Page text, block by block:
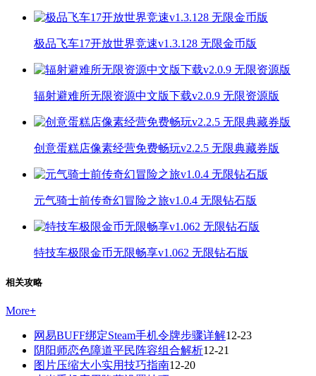
极品飞车17开放世界竞速v1.3.128 无限金币版
辐射避难所无限资源中文版下载v2.0.9 无限资源版
创意蛋糕店像素经营免费畅玩v2.2.5 无限典藏券版
元气骑士前传奇幻冒险之旅v1.0.4 无限钻石版
特技车极限金币无限畅享v1.062 无限钻石版
相关攻略
More+
网易BUFF绑定Steam手机令牌步骤详解12-23
阴阳师恋色障道平民阵容组合解析12-21
图片压缩大小实用技巧指南12-20